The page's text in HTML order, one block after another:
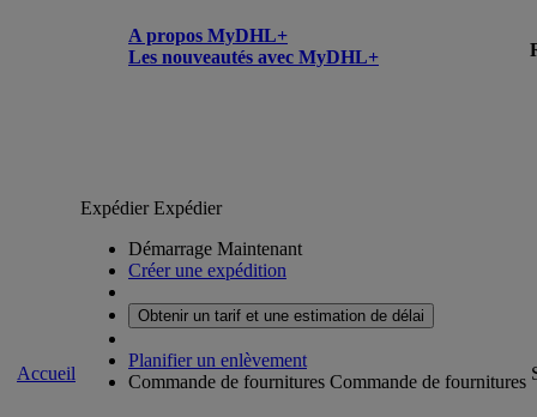
A propos MyDHL+
Les nouveautés avec MyDHL+
Accueil
ExpédierExpédier
Démarrage Maintenant
Créer une expédition
Obtenir un tarif et une estimation de délai
Planifier un enlèvement
Commande de fournitures Commande de fournitures